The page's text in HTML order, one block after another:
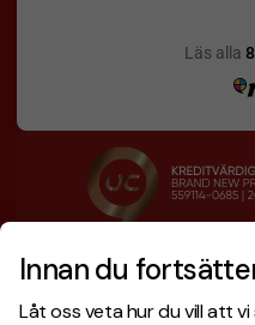
Innan du
Låt oss veta hur du vill att
Designskiss inom 1 h
Fri offert